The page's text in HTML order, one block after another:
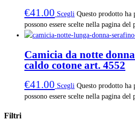
€41.00 Scegli Questo prodotto
possono essere scelte nella pagina del
Camicia da notte
caldo cotone art. 4552
€41.00 Scegli Questo prodotto
possono essere scelte nella pagina del
Filtri